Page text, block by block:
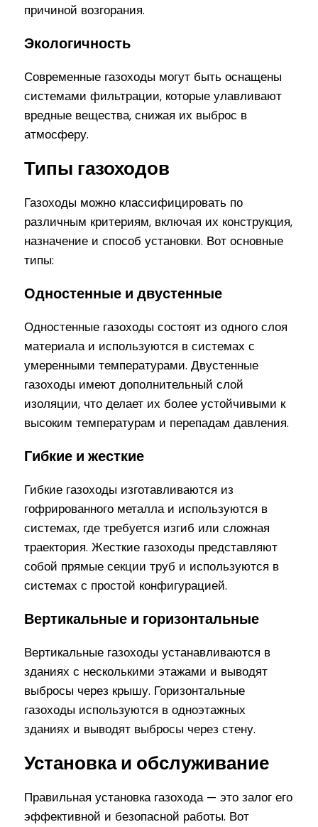
причиной возгорания.
Экологичность
Современные газоходы могут быть оснащены
системами фильтрации, которые улавливают
вредные вещества, снижая их выброс в
атмосферу.
Типы газоходов
Газоходы можно классифицировать по
различным критериям, включая их конструкция,
назначение и способ установки. Вот основные
типы:
Одностенные и двустенные
Одностенные газоходы состоят из одного слоя
материала и используются в системах с
умеренными температурами. Двустенные
газоходы имеют дополнительный слой
изоляции, что делает их более устойчивыми к
высоким температурам и перепадам давления.
Гибкие и жесткие
Гибкие газоходы изготавливаются из
гофрированного металла и используются в
системах, где требуется изгиб или сложная
траектория. Жесткие газоходы представляют
собой прямые секции труб и используются в
системах с простой конфигурацией.
Вертикальные и горизонтальные
Вертикальные газоходы устанавливаются в
зданиях с несколькими этажами и выводят
выбросы через крышу. Горизонтальные
газоходы используются в одноэтажных
зданиях и выводят выбросы через стену.
Установка и обслуживание
Правильная установка газохода — это залог его
эффективной и безопасной работы. Вот